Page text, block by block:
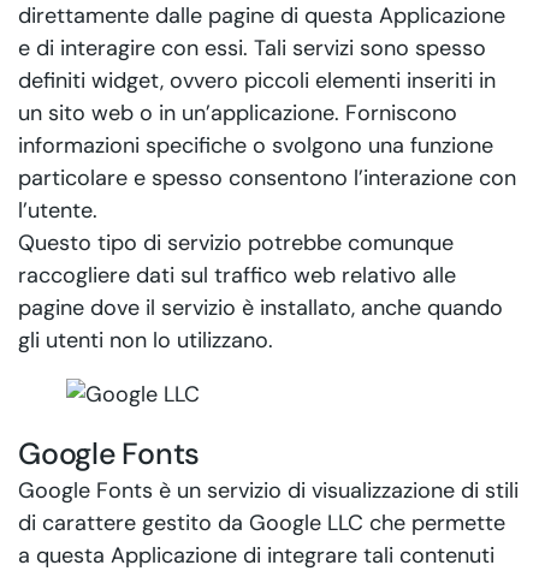
direttamente dalle pagine di questa Applicazione
e di interagire con essi. Tali servizi sono spesso
definiti widget, ovvero piccoli elementi inseriti in
un sito web o in un’applicazione. Forniscono
informazioni specifiche o svolgono una funzione
particolare e spesso consentono l’interazione con
l’utente.
Questo tipo di servizio potrebbe comunque
raccogliere dati sul traffico web relativo alle
pagine dove il servizio è installato, anche quando
gli utenti non lo utilizzano.
Google Fonts
Google Fonts è un servizio di visualizzazione di stili
di carattere gestito da Google LLC che permette
a questa Applicazione di integrare tali contenuti